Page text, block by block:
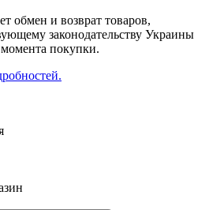
обмен и возврат товаров,
законодательству Украины
покупки.